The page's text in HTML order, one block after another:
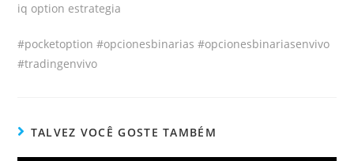
iq option estrategia
#pocketoption #opcionesbinarias #opcionesbinariasenvivo
#tradingenvivo
TALVEZ VOCÊ GOSTE TAMBÉM